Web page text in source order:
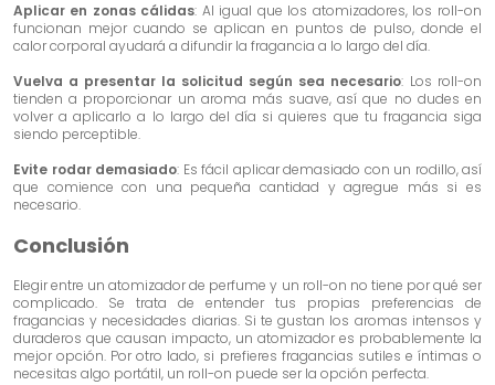
Aplicar en zonas cálidas: Al igual que los atomizadores, los roll-on
funcionan mejor cuando se aplican en puntos de pulso, donde el
calor corporal ayudará a difundir la fragancia a lo largo del día.
Vuelva a presentar la solicitud según sea necesario: Los roll-on
tienden a proporcionar un aroma más suave, así que no dudes en
volver a aplicarlo a lo largo del día si quieres que tu fragancia siga
siendo perceptible.
Evite rodar demasiado: Es fácil aplicar demasiado con un rodillo, así
que comience con una pequeña cantidad y agregue más si es
necesario.
Conclusión
Elegir entre un atomizador de perfume y un roll-on no tiene por qué ser
complicado. Se trata de entender tus propias preferencias de
fragancias y necesidades diarias. Si te gustan los aromas intensos y
duraderos que causan impacto, un atomizador es probablemente la
mejor opción. Por otro lado, si prefieres fragancias sutiles e íntimas o
necesitas algo portátil, un roll-on puede ser la opción perfecta.